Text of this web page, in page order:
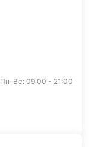
Пн-Вс: 09:00 - 21:00